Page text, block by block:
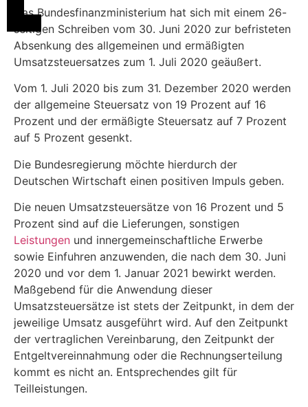
Das Bundesfinanzministerium hat sich mit einem 26-
seitigen Schreiben vom 30. Juni 2020 zur befristeten
Absenkung des allgemeinen und ermäßigten
Umsatzsteuersatzes zum 1. Juli 2020 geäußert.
Vom 1. Juli 2020 bis zum 31. Dezember 2020 werden
der allgemeine Steuersatz von 19 Prozent auf 16
Prozent und der ermäßigte Steuersatz auf 7 Prozent
auf 5 Prozent gesenkt.
Die Bundesregierung möchte hierdurch der
Deutschen Wirtschaft einen positiven Impuls geben.
Die neuen Umsatzsteuersätze von 16 Prozent und 5
Prozent sind auf die Lieferungen, sonstigen
Leistungen und innergemeinschaftliche Erwerbe
sowie Einfuhren anzuwenden, die nach dem 30. Juni
2020 und vor dem 1. Januar 2021 bewirkt werden.
Maßgebend für die Anwendung dieser
Umsatzsteuersätze ist stets der Zeitpunkt, in dem der
jeweilige Umsatz ausgeführt wird. Auf den Zeitpunkt
der vertraglichen Vereinbarung, den Zeitpunkt der
Entgeltvereinnahmung oder die Rechnungserteilung
kommt es nicht an. Entsprechendes gilt für
Teilleistungen.